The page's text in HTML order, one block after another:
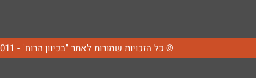
© כל הזכויות שמורות לאתר "בכיוון הרוח" - 2011 טל: 050-8517840